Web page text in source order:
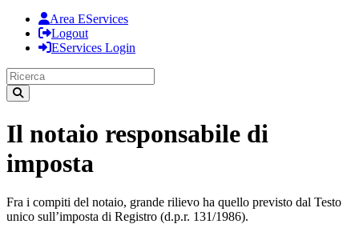
Area EServices
Logout
EServices Login
Il notaio responsabile di
imposta
Fra i compiti del notaio, grande rilievo ha quello previsto dal Testo
unico sull’imposta di Registro (d.p.r. 131/1986).